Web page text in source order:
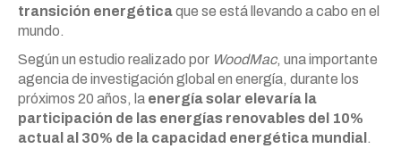
transición energéticaque se está llevando a cabo en el
mundo.
Según un estudio realizado por WoodMac, una importante
agencia de investigación global en energía, durante los
próximos 20 años, la energía solar elevaría la
participación de las energías renovables del 10%
actual al 30% de la capacidad energética mundial .